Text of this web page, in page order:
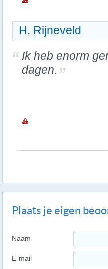
H. Rijneveld
Ik heb enorm
dagen.
Plaats je eigen
Naam
E-mail